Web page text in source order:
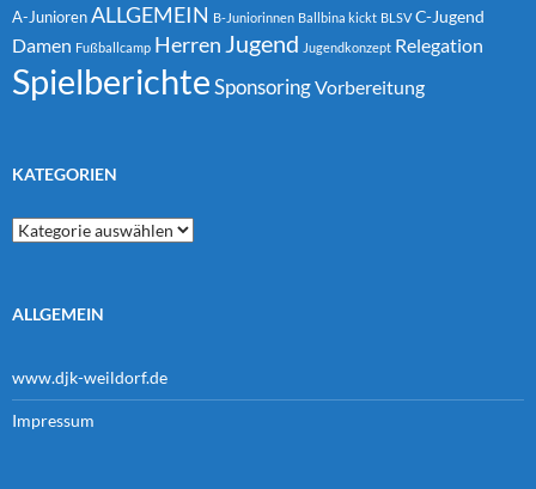
A-Junioren ALLGEMEIN B-Juniorinnen Ballbina kickt BLSV C-Jugend
Damen Fußballcamp Herren Jugend Jugendkonzept Relegation
SpielberichteSponsoringVorbereitung
KATEGORIEN
Kategorien
ALLGEMEIN
www.djk-weildorf.de
Impressum